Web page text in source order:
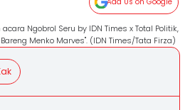
Ngobrol Seru by IDN Times x Total Politik,
Menko Marves". (IDN Times/Tata Firza)